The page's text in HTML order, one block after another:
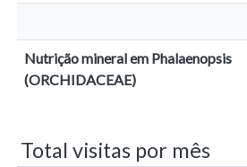
Nutrição mineral em Phalaenopsis
(ORCHIDACEAE)
Total visitas por mês